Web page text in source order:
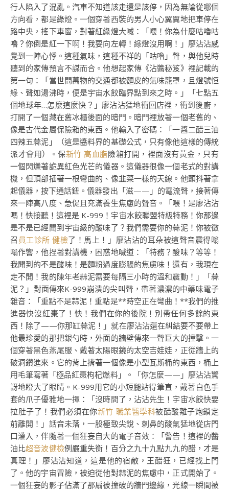
行人陷入了混亂。汽車不知道該走還是該停，因為無論從哪個
方向看，都是綠燈。一個穿著西裝的男人小心翼翼地把車停在
路中央，搖下車窗，對著紅綠燈大喊：「喂！你為什麼咕嚕咕
嚕？你倒是紅一下啊！我要向左轉！綠燈沒用啊！」廖沾沾感
覺到一陣心悸。這種氣味，這種不祥的「咕嚕」聲，與他兒時
聽到的家傳預言不謀而合。他想起家傳《沾醬秘笈》裡記載的
第一句：「當世間萬物的交通都被麵皮的氣味籠罩，且燈號恒
綠、聲如湯沸時，便是宇宙水餃臨界點到來之時。」「七點五
個地球年…怎麼這麼快？」廖沾沾猛地衝回店裡，衝到後廚，
打開了一個藏在舊冰櫃後面的暗門。暗門裡放著一個老舊的、
像是古代金屬保險箱的東西。他輸入了密碼：「一醬二醋三油
四辣五蒜泥」（這是醬料界的基礎公式，只有像他這樣的傳統
派才會用）。保新竹 高血脂險箱打開，裡面沒有黃金，只有
一個閃爍著詭異紅色光芒的儀器。這儀器很像一個老式的對講
機，但頂部插著一根彎曲的、像韭菜一樣的天線。他顫抖著拿
起儀器，按下通話鈕。儀器發出「滋——」的電流聲，接著傳
來一陣高八度、急促且充滿養生焦慮的聲音。「喂！是廖沾沾
嗎！快接聽！這裡是 K-999！宇宙水餃聯盟特級特務！你那邊
是不是已經聞到宇宙級的酸味了？我們需要你的蒜泥！你被徵
召 員工診所 健檢了！馬上！」廖沾沾的耳朵被這聲音震得嗡
嗡作響，他捏著對講機，困惑地喊道：「特務？酸味？等等！
我聞到的不是酸味！是麵粉過度膨脹的焦慮味！還有，我現在
走不開！我的陳年老蒜泥需要每隔三小時的溫和震動！」「蒜
泥？」對面傳來K-999崩潰的尖叫聲，帶著濃濃的中藥味電子
雜音：「重點不是蒜泥！重點是**時空正在彎曲！**我們的推
進器快沒紅棗了！快！我們在你的後院！別帶任何多餘的東
西！除了——你那缸蒜泥！」就在廖沾沾還在糾結要不要帶上
他最珍愛的那把銀勺時，外面的牆壁傳來一聲巨大的撞擊。一
個穿著黑色燕尾服、戴著太陽眼鏡的太空吉娃娃，正從牆上的
破洞鑽進來。它的背上揹著一個像是小型瓦斯桶的東西，桶上
用毛筆寫著「極品紅棗枸杞燃料」。「你怎麼——」廖沾沾驚
訝地瞪大了眼睛。K-999用它的小短腿站得筆直，戴著白色手
套的爪子優雅地一揮：「沒時間了，沾沾先生！宇宙水餃快要
拉肚子了！我們必須在你新竹 職業醫學科被醋酸離子炮鎖定
前離開！」話音未落，一股極致尖銳、刺鼻的酸氣猛地從店門
口灌入，伴隨著一個狂妄自大的電子音效：「警告！這裡的醬
油比超音波健檢例嚴重失衡！百分之九十九點九九的醋，才是
真理！」廖沾沾知道，這是他的宿敵，王醋狂，已經找上門
了。他的宇宙冒險，被迫從他對蒜泥的焦慮中，正式開始了。
一個狂妄的影子佔滿了那扇被撞破的牆門邊緣，光線一瞬間被